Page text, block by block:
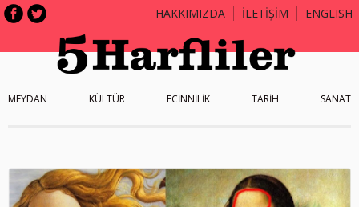
HAKKIMIZDA İLETİŞİM ENGLISH
MEYDAN KÜLTÜR ECİNNİLİK TARİH SANAT